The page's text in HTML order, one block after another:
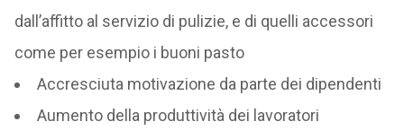
dall’affitto al servizio di pulizie, e di quelli accessori
come per esempio i buoni pasto
Accresciuta motivazione da parte dei dipendenti
Aumento della produttività dei lavoratori